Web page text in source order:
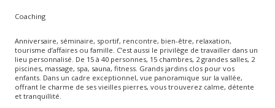
Coaching
Anniversaire, séminaire, sportif, rencontre, bien-être, relaxation,
tourisme d’affaires ou famille. C’est aussi le privilège de travailler dans un
lieu personnalisé. De 15 à 40 personnes, 15 chambres, 2 grandes salles, 2
piscines, massage, spa, sauna, fitness. Grands jardins clos pour vos
enfants. Dans un cadre exceptionnel, vue panoramique sur la vallée,
offrant le charme de ses vieilles pierres, vous trouverez calme, détente
et tranquillité.